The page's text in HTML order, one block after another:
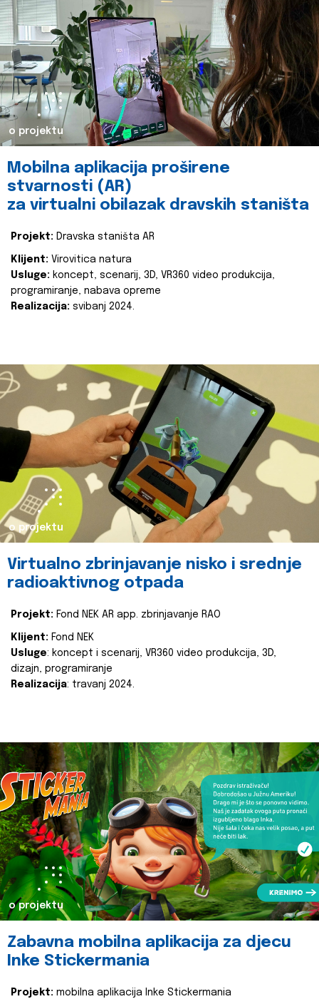
o projektu
Mobilna aplikacija proširene
stvarnosti (AR)
za virtualni obilazak dravskih staništa
Projekt: Dravska staništa AR
Klijent: Virovitica natura
Usluge: koncept, scenarij, 3D, VR360 video produkcija,
programiranje, nabava opreme
Realizacija: svibanj 2024.
o projektu
Virtualno zbrinjavanje nisko i srednje
radioaktivnog otpada
Projekt: Fond NEK AR app. zbrinjavanje RAO
Klijent: Fond NEK
Usluge: koncept i scenarij, VR360 video produkcija, 3D,
dizajn, programiranje
Realizacija: travanj 2024.
o projektu
Zabavna mobilna aplikacija za djecu
Inke Stickermania
Projekt: mobilna aplikacija Inke Stickermania